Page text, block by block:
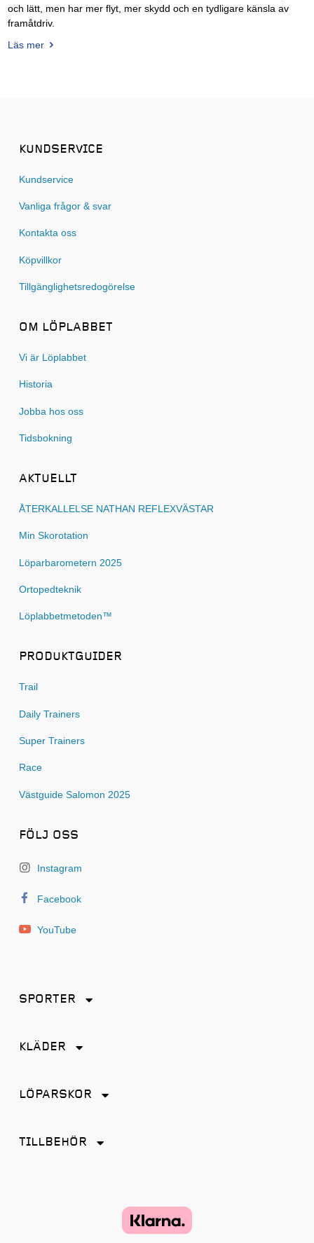
och lätt, men har mer flyt, mer skydd och en tydligare känsla av
framåtdriv.
Läs mer
KUNDSERVICE
Kundservice
Vanliga frågor & svar
Kontakta oss
Köpvillkor
Tillgänglighetsredogörelse
OM LÖPLABBET
Vi är Löplabbet
Historia
Jobba hos oss
Tidsbokning
AKTUELLT
ÅTERKALLELSE NATHAN REFLEXVÄSTAR
Min Skorotation
Löparbarometern 2025
Ortopedteknik
Löplabbetmetoden™
PRODUKTGUIDER
Trail
Daily Trainers
Super Trainers
Race
Västguide Salomon 2025
FÖLJ OSS
Instagram
Facebook
YouTube
SPORTER
KLÄDER
LÖPARSKOR
TILLBEHÖR